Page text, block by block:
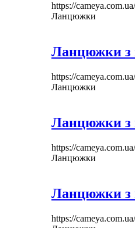
https://
Ланцюжки
Ланцюжки з
https://
Ланцюжки
Ланцюжки з
https://
Ланцюжки
Ланцюжки з
https://